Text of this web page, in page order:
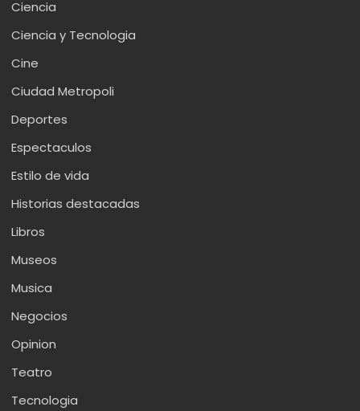
Ciencia
Ciencia y Tecnologia
Cine
Ciudad Metropoli
Deportes
Espectaculos
Estilo de vida
Historias destacadas
Libros
Museos
Musica
Negocios
Opinion
Teatro
Tecnologia